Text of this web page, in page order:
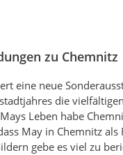
zu Chemnitz
eine neue
die
Leben habe
May in Chemnitz
gebe es viel zu